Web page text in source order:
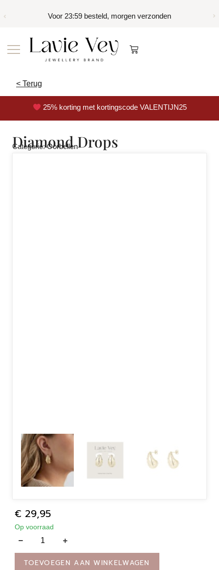
Voor 23:59 besteld, morgen verzonden
< Terug
25% korting met kortingscode VALENTIJN25
Diamond Drops
Categorie:Oorbellen
€ 29,95
Op voorraad
TOEVOEGEN AAN WINKELWAGEN